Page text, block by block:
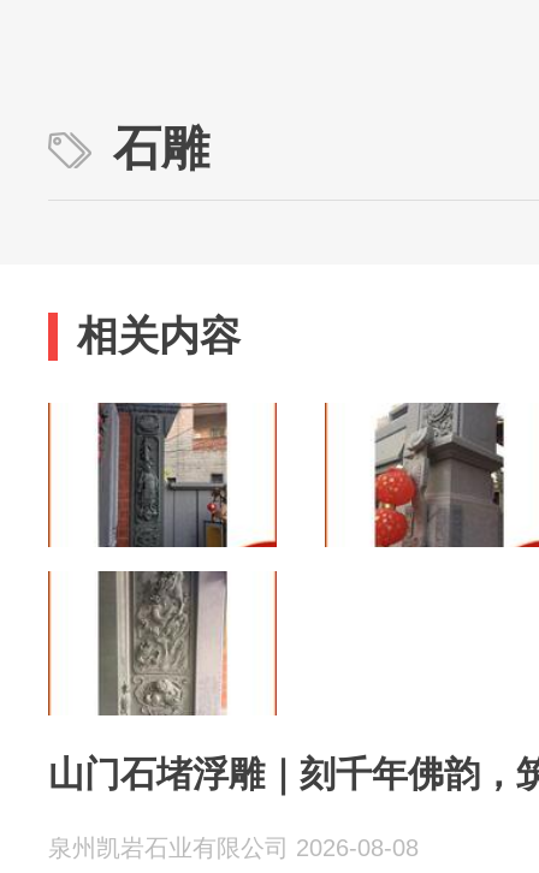
石雕
相关内容
山门石堵浮雕｜刻千年佛韵，
泉州凯岩石业有限公司 2026-08-08